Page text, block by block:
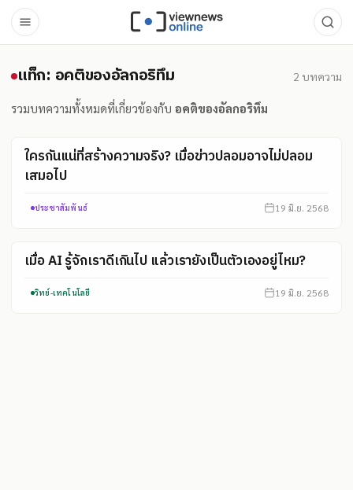
แท็ก: อคติของอัลกอริทึม
แท็ก: อคติของอัลกอริทึม 2 บทความ
รวมบทความทั้งหมดที่เกี่ยวข้องกับ อคติของอัลกอริทึม
ใครกันแน่ที่สร้างความจริง? เมื่อข่าวปลอมอาจไม่ปลอม
เสมอไป
ประชาสัมพันธ์ 19 มิ.ย. 2568
เมื่อ AI รู้จักเราดีเกินไป แล้วเรายังเป็นตัวเองอยู่ไหม?
วิทย์-เทคโนโลยี 19 มิ.ย. 2568